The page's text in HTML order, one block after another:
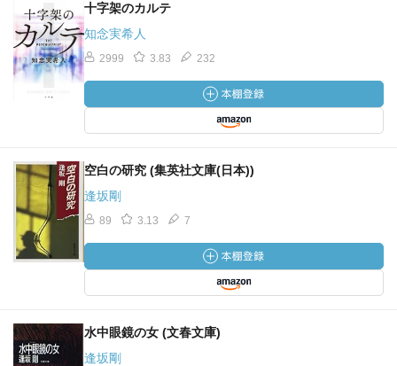
十字架のカルテ
知念実希人
2999 3.83 232
空白の研究 (集英社文庫(日本))
逢坂剛
89 3.13 7
水中眼鏡の女 (文春文庫)
逢坂剛